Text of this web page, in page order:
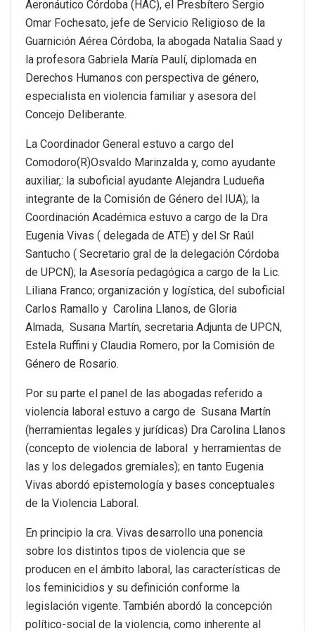
Aeronáutico Córdoba (HAC), el Presbítero Sergio
Omar Fochesato, jefe de Servicio Religioso de la
Guarnición Aérea Córdoba, la abogada Natalia Saad y
la profesora Gabriela María Paulí, diplomada en
Derechos Humanos con perspectiva de género,
especialista en violencia familiar y asesora del
Concejo Deliberante.
La Coordinador General estuvo a cargo del
Comodoro(R)Osvaldo Marinzalda y, como ayudante
auxiliar,: la suboficial ayudante Alejandra Ludueña
integrante de la Comisión de Género del IUA); la
Coordinación Académica estuvo a cargo de la Dra
Eugenia Vivas ( delegada de ATE) y del Sr Raúl
Santucho ( Secretario gral de la delegación Córdoba
de UPCN); la Asesoría pedagógica a cargo de la Lic.
Liliana Franco; organización y logística, del suboficial
Carlos Ramallo y Carolina Llanos, de Gloria
Almada, Susana Martín, secretaria Adjunta de UPCN,
Estela Ruffini y Claudia Romero, por la Comisión de
Género de Rosario.
Por su parte el panel de las abogadas referido a
violencia laboral estuvo a cargo de Susana Martín
(herramientas legales y jurídicas) Dra Carolina Llanos
(concepto de violencia de laboral y herramientas de
las y los delegados gremiales); en tanto Eugenia
Vivas abordó epistemología y bases conceptuales
de la Violencia Laboral.
En principio la cra. Vivas desarrollo una ponencia
sobre los distintos tipos de violencia que se
producen en el ámbito laboral, las características de
los feminicidios y su definición conforme la
legislación vigente. También abordó la concepción
político-social de la violencia, como inherente al